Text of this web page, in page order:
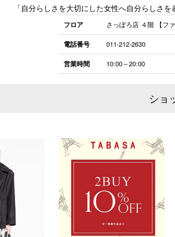
「自分らしさを大切にした女性へ自分らしさ
フロア さっぽろ店 ４階 【フ
電話番号 011-212-2630
営業時間 10:00～20:00
ショ